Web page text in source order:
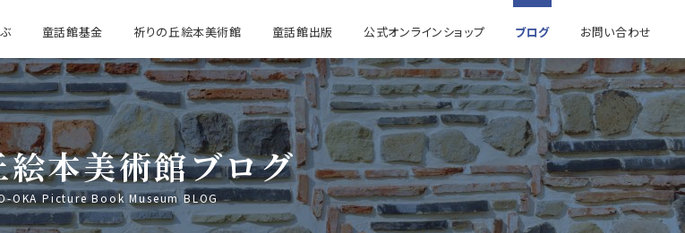
童話館基金 祈りの丘絵本美術館 童話館出版 公式オンラインショップ ブログ お問い合わせ
絵本美術館ブログ
OKA Picture Book Museum BLOG